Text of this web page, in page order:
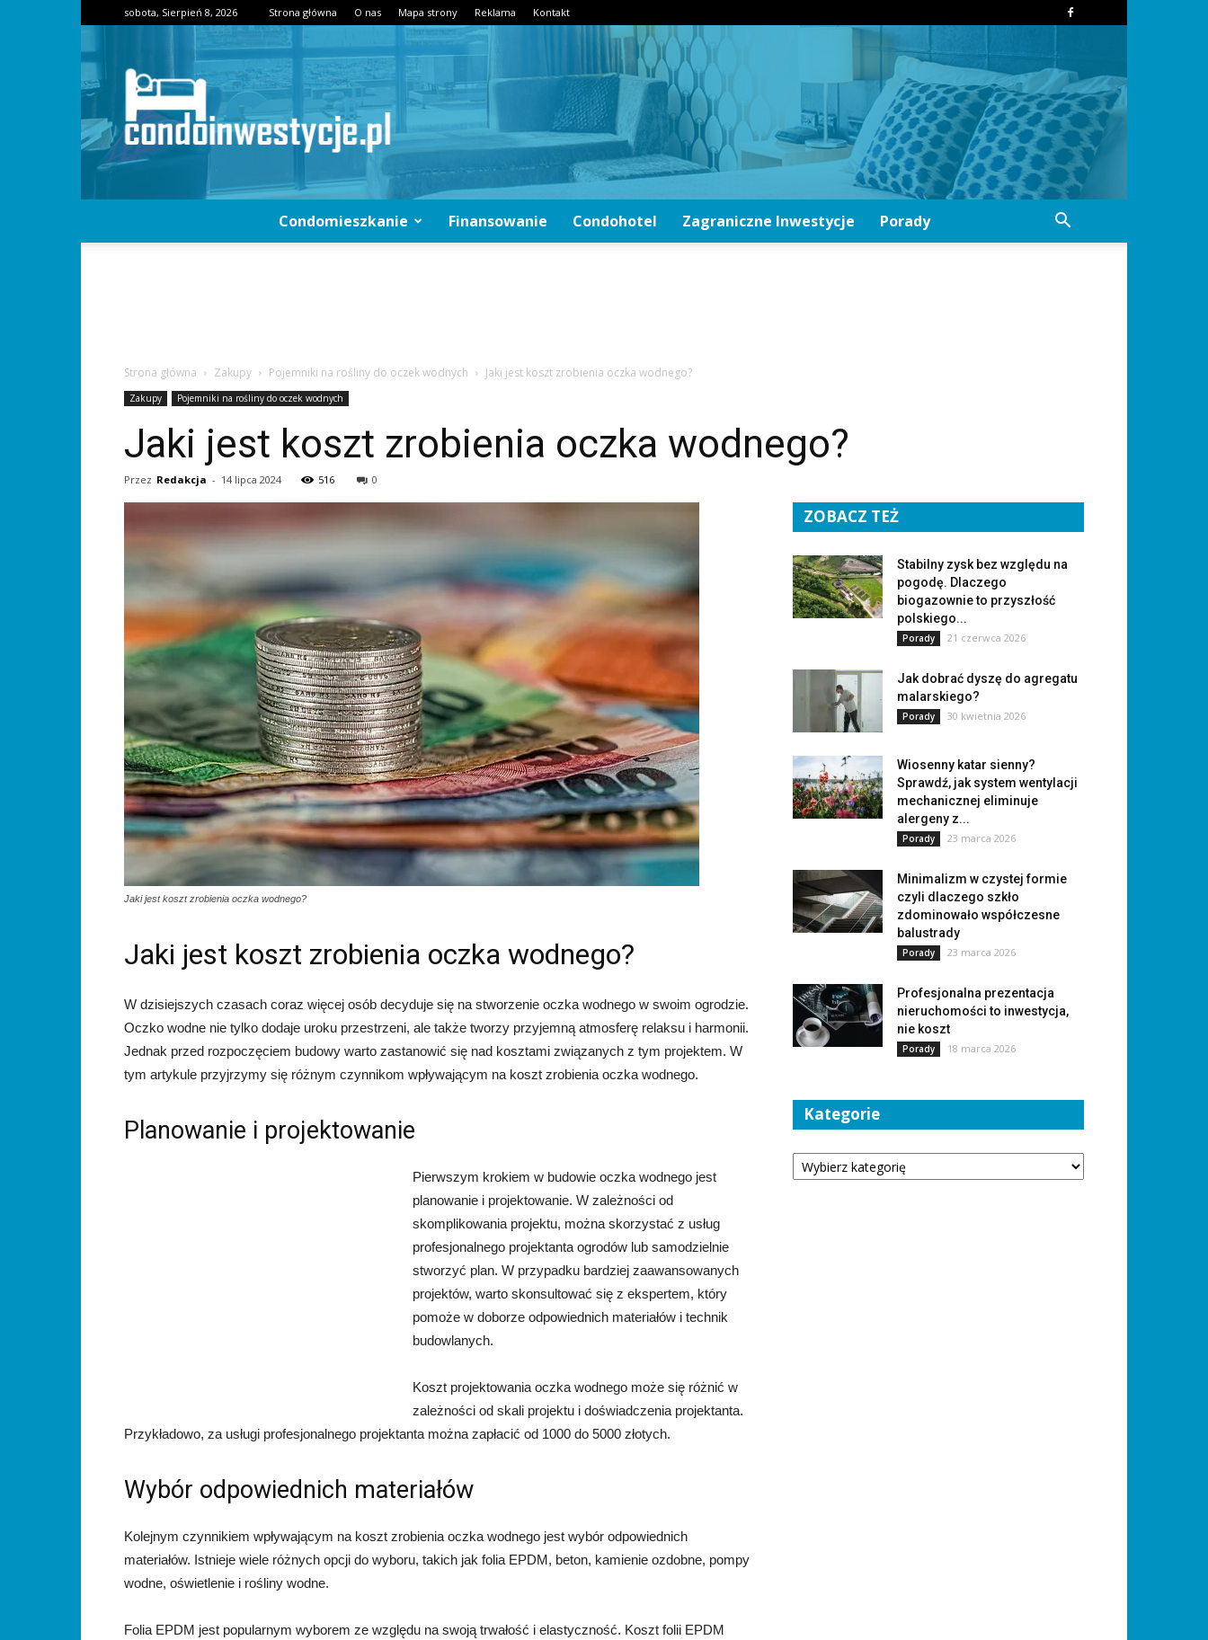
sobota, Sierpień 8, 2026 Strona główna O nas Mapa strony Reklama Kontakt
Condomieszkanie Finansowanie Condohotel Zagraniczne Inwestycje Porady
Strona główna Zakupy Pojemniki na rośliny do oczek wodnych Jaki jest koszt zrobienia oczka wodnego?
Zakupy Pojemniki na rośliny do oczek wodnych
Jaki jest koszt zrobienia oczka wodnego?
Przez Redakcja - 14 lipca 2024 516 0
Jaki jest koszt zrobienia oczka wodnego?
Jaki jest koszt zrobienia oczka wodnego?
W dzisiejszych czasach coraz więcej osób decyduje się na stworzenie oczka wodnego w swoim ogrodzie.
Oczko wodne nie tylko dodaje uroku przestrzeni, ale także tworzy przyjemną atmosferę relaksu i harmonii.
Jednak przed rozpoczęciem budowy warto zastanowić się nad kosztami związanych z tym projektem. W
tym artykule przyjrzymy się różnym czynnikom wpływającym na koszt zrobienia oczka wodnego.
Planowanie i projektowanie
Pierwszym krokiem w budowie oczka wodnego jest
planowanie i projektowanie. W zależności od
skomplikowania projektu, można skorzystać z usług
profesjonalnego projektanta ogrodów lub samodzielnie
stworzyć plan. W przypadku bardziej zaawansowanych
projektów, warto skonsultować się z ekspertem, który
pomoże w doborze odpowiednich materiałów i technik
budowlanych.
Koszt projektowania oczka wodnego może się różnić w
zależności od skali projektu i doświadczenia projektanta.
Przykładowo, za usługi profesjonalnego projektanta można zapłacić od 1000 do 5000 złotych.
Wybór odpowiednich materiałów
Kolejnym czynnikiem wpływającym na koszt zrobienia oczka wodnego jest wybór odpowiednich
materiałów. Istnieje wiele różnych opcji do wyboru, takich jak folia EPDM, beton, kamienie ozdobne, pompy
wodne, oświetlenie i rośliny wodne.
Folia EPDM jest popularnym wyborem ze względu na swoją trwałość i elastyczność. Koszt folii EPDM
ZOBACZ TEŻ
Stabilny zysk bez względu na
pogodę. Dlaczego
biogazownie to przyszłość
polskiego...
Porady 21 czerwca 2026
Jak dobrać dyszę do agregatu
malarskiego?
Porady 30 kwietnia 2026
Wiosenny katar sienny?
Sprawdź, jak system wentylacji
mechanicznej eliminuje
alergeny z...
Porady 23 marca 2026
Minimalizm w czystej formie
czyli dlaczego szkło
zdominowało współczesne
balustrady
Porady 23 marca 2026
Profesjonalna prezentacja
nieruchomości to inwestycja,
nie koszt
Porady 18 marca 2026
Kategorie
Kategorie